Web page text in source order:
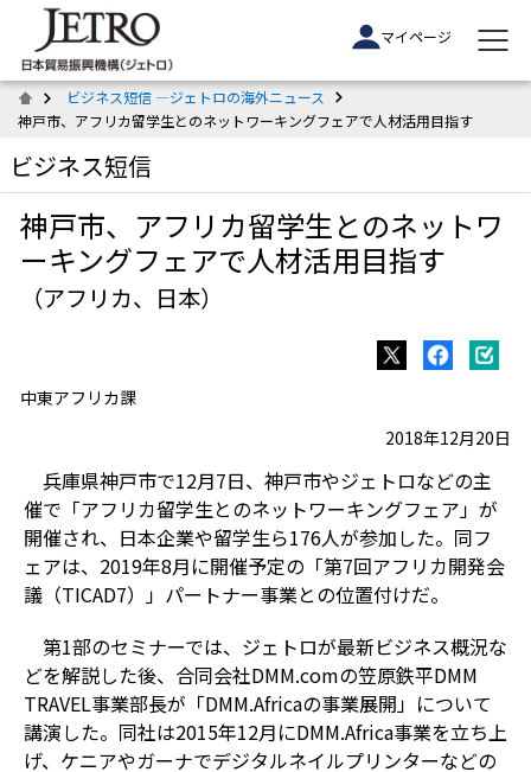
マイページ
ビジネス短信 ―ジェトロの海外ニュース
神戸市、アフリカ留学生とのネットワーキングフェアで人材活用目指す
ビジネス短信
神戸市、アフリカ留学生とのネットワ
ーキングフェアで人材活用目指す
（アフリカ、日本）
中東アフリカ課
2018年12月20日
兵庫県神戸市で12月7日、神戸市やジェトロなどの主
催で「アフリカ留学生とのネットワーキングフェア」が
開催され、日本企業や留学生ら176人が参加した。同フ
ェアは、2019年8月に開催予定の「第7回アフリカ開発会
議（TICAD7）」パートナー事業との位置付けだ。
第1部のセミナーでは、ジェトロが最新ビジネス概況な
どを解説した後、合同会社DMM.comの笠原鉄平DMM
TRAVEL事業部長が「DMM.Africaの事業展開」について
講演した。同社は2015年12月にDMM.Africa事業を立ち上
げ、ケニアやガーナでデジタルネイルプリンターなどの